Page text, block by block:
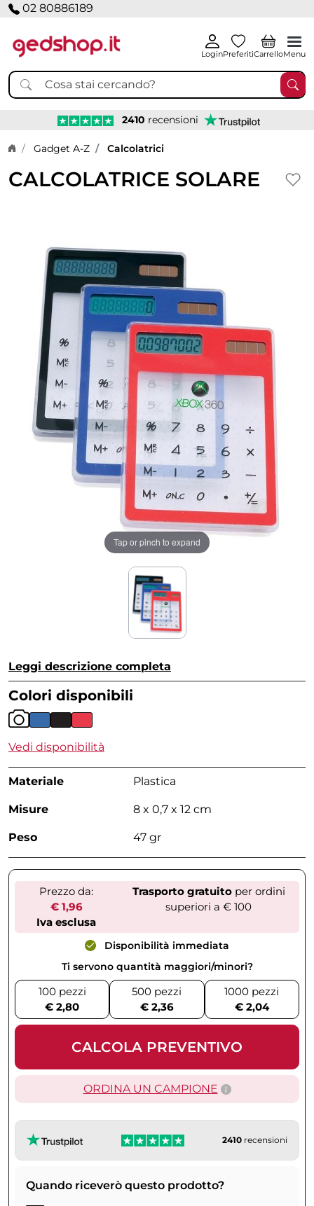
02 80886189
LoginPreferitiCarrelloMenu
2410 recensioni
Home page
Gadget A-Z Calcolatrici
CALCOLATRICE SOLARE
Tap or pinch to expand
Leggi descrizione completa
Colori disponibili
Vedi disponibilità
Materiale Plastica
Misure 8 x 0,7 x 12 cm
Peso 47 gr
Prezzo da:
€ 1,96
Iva esclusa
Trasporto gratuitoper ordini
superiori a € 100
Disponibilità immediata
Ti servono quantità maggiori/minori?
100 pezzi
€ 2,80
500 pezzi
€ 2,36
1000 pezzi
€ 2,04
CALCOLA PREVENTIVO
ORDINA UN CAMPIONE
2410 recensioni
Quando riceverò questo prodotto?